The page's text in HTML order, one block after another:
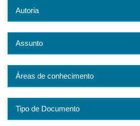
Autoria
Assunto
Áreas de conhecimento
Tipo de Documento